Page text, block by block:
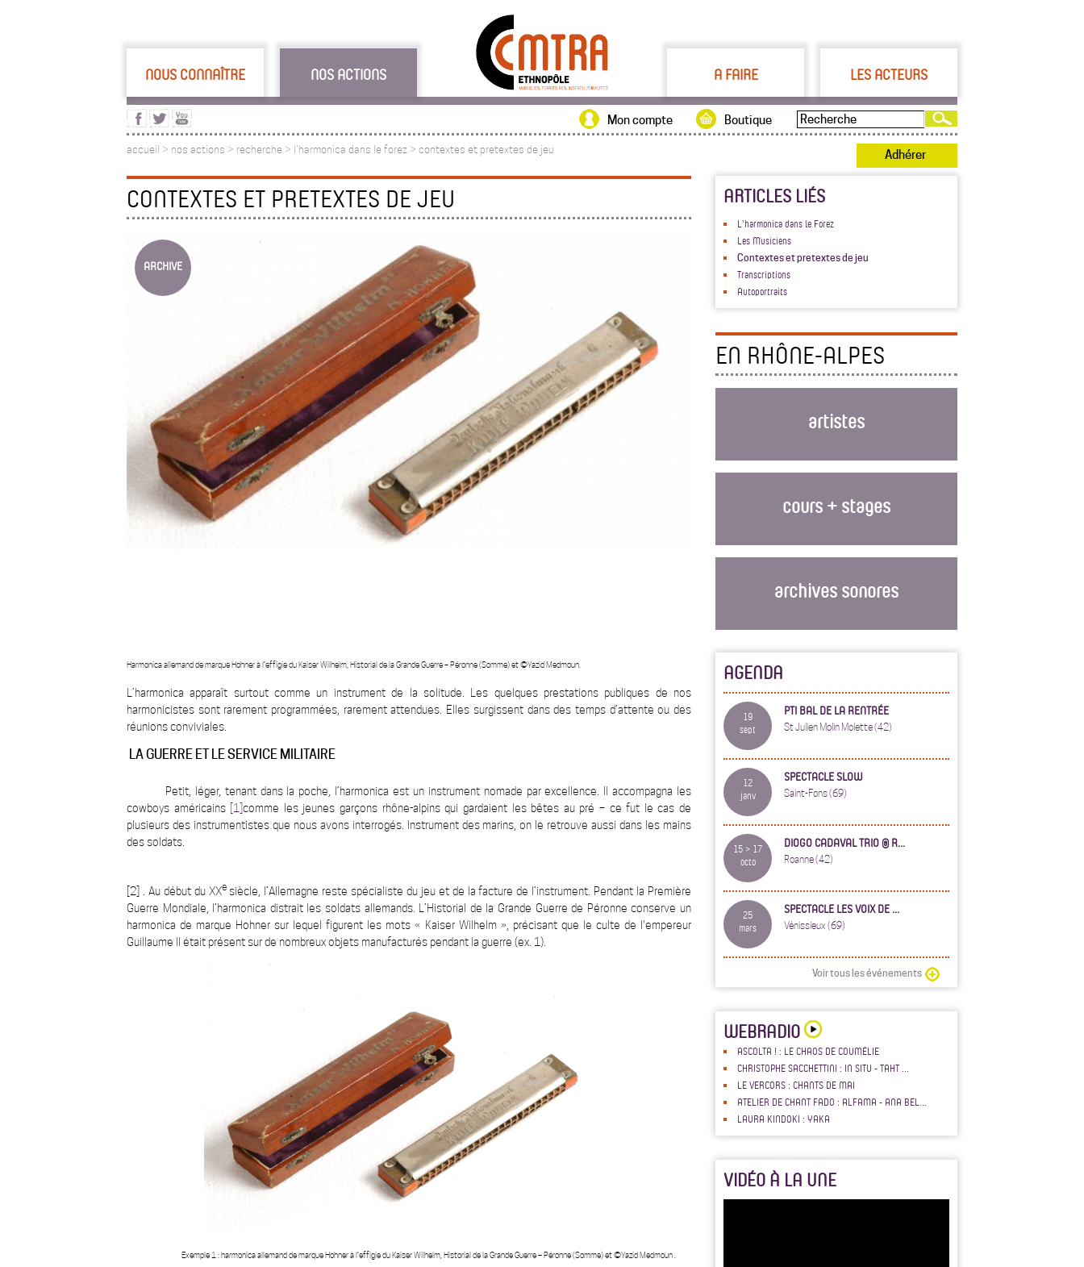
NOUS CONNAÎTRE NOS ACTIONS A FAIRE LES ACTEURS
Boutique
Mon compte
accueil > nos actions > recherche > l'harmonica dans le forez > contextes et pretextes de jeu Adhérer
CONTEXTES ET PRETEXTES DE JEU
ARCHIVE
Harmonica allemand de marque Hohner à l’effigie du Kaiser Wilhelm, Historial de la Grande Guerre – Péronne (Somme) et ©Yazid Medmoun.
L’harmonica apparaît surtout comme un instrument de la solitude. Les quelques prestations publiques de nos
harmonicistes sont rarement programmées, rarement attendues. Elles surgissent dans des temps d’attente ou des
réunions conviviales.
LA GUERRE ET LE SERVICE MILITAIRE
Petit, léger, tenant dans la poche, l’harmonica est un instrument nomade par excellence. Il accompagna les
cowboys américains
[1]comme les jeunes garçons rhône-alpins qui gardaient les bêtes au pré – ce fut le cas de
plusieurs des instrumentistes que nous avons interrogés. Instrument des marins, on le retrouve aussi dans les mains
des soldats.
[2] . Au début du XXesiècle, l’Allemagne reste spécialiste du jeu et de la facture de l’instrument. Pendant la Première
Guerre Mondiale, l’harmonica distrait les soldats allemands. L’Historial de la Grande Guerre de Péronne conserve un
harmonica de marque Hohner sur lequel figurent les mots « Kaiser Wilhelm », précisant que le culte de l'empereur
Guillaume II était présent sur de nombreux objets manufacturés pendant la guerre (ex. 1).
Exemple1 : harmonica allemand de marque Hohner à l’effigie du Kaiser Wilhelm, Historial de la Grande Guerre – Péronne (Somme) et ©Yazid Medmoun.
ARTICLES LIÉS
L'harmonica dans le Forez
Les Musiciens
Contextes et pretextes de jeu
Transcriptions
Autoportraits
EN RHÔNE-ALPES
artistes
cours + stages
archives sonores
AGENDA
19
sept
PTI BAL DE LA RENTRÉE
St Julien Molin Molette (42)
12
janv
SPECTACLE SLOW
Saint-Fons (69)
15 > 17
octo
DIOGO CADAVAL TRIO @ R...
Roanne (42)
25
mars
SPECTACLE LES VOIX DE ...
Vénissieux (69)
Voir tous les événements
WEBRADIO
ASCOLTA ! : LE CHAOS DE COUMÉLIE
CHRISTOPHE SACCHETTINI : IN SITU - TAHT ...
LE VERCORS : CHANTS DE MAI
ATELIER DE CHANT FADO : ALFAMA - ANA BEL...
LAURA KINDOKI : YAKA
VIDÉO À LA UNE